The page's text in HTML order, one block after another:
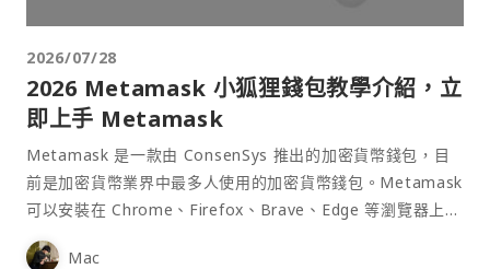
2026/07/28
2026 Metamask 小狐狸錢包教學介紹，立
即上手 Metamask
Metamask 是一款由 ConsenSys 推出的加密貨幣錢包，目
前是加密貨幣業界中最多人使用的加密貨幣錢包。Metamask
可以安裝在 Chrome、Firefox、Brave、Edge 等瀏覽器上作
為插件使用，具備許多功能且使用上非常方便。
Mac